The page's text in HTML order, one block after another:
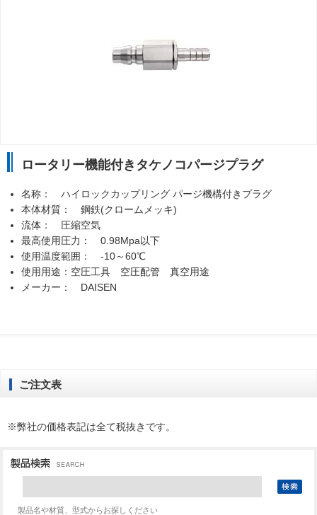
ロータリー機能付きタケノコパージプラグ
名称： ハイロックカップリング パージ機構付きプラグ
本体材質： 鋼鉄(クロームメッキ)
流体： 圧縮空気
最高使用圧力： 0.98Mpa以下
使用温度範囲： -10～60℃
使用用途：空圧工具 空圧配管 真空用途
メーカー： DAISEN
ご注文表
※弊社の価格表記は全て税抜きです。
製品名や材質、型式からお探しください